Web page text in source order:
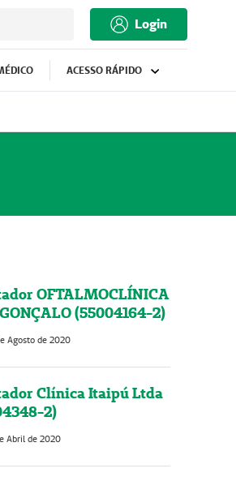
Login
ACESSO RÁPIDO
OFTALMOCLÍNICA
(55004164-2)
Agosto de 2020
Clínica Itaipú Ltda
2)
Abril de 2020